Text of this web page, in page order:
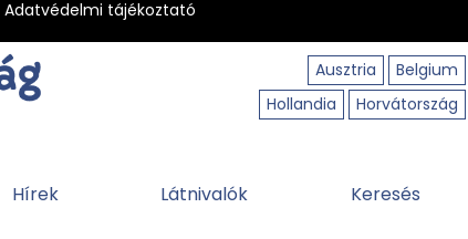
Adatvédelmi tájékoztató
Ausztria
Belgium
Hollandia
Horvátország
Hírek Látnivalók Keresés